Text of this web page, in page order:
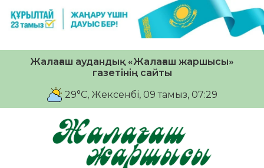
Жалағаш аудандық «Жалағаш жаршысы»
газетінің сайты
29°C, Жексенбі, 09 тамыз, 07:29